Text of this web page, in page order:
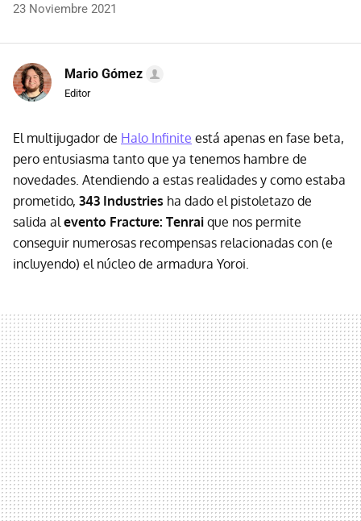
23 Noviembre 2021
Mario Gómez
Editor
El multijugador de Halo Infinite está apenas en fase beta,
pero entusiasma tanto que ya tenemos hambre de
novedades. Atendiendo a estas realidades y como estaba
prometido, 343 Industries ha dado el pistoletazo de
salida al evento Fracture: Tenrai que nos permite
conseguir numerosas recompensas relacionadas con (e
incluyendo) el núcleo de armadura Yoroi.